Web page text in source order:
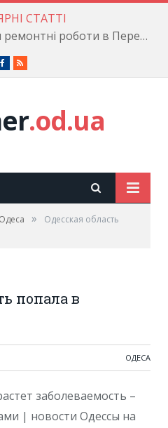
СТАТТІ
Енергетики завершили ремонтні роботи в Пересипському районі
Facebook
RSS
.od.ua
Одеса »
Одесская область
попала в
ОДЕСА